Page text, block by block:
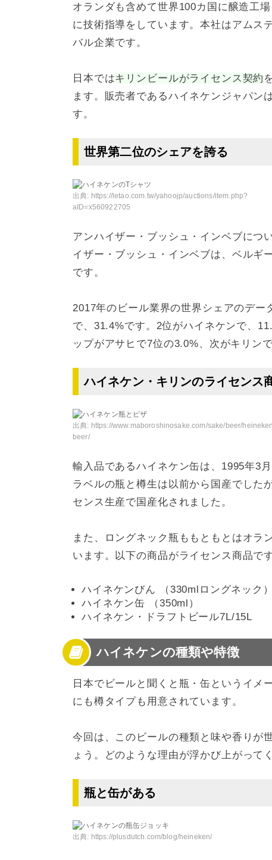
オランダも含めて世界100カ国に醸造工
に技術指導をしています。本社はアムス
バル企業です。
日本ではキリンビールがライセンス契約
ます。販売者であるハイネケンジャパン
す。
世界第二位のシェアを誇る
出典: https://letao.com.tw/yahoojp/auctions/item.php?
aID=x560922705
アンハイザー・ブッシュ・インベブについ
イザー・ブッシュ・インベブは、ベルギ
です。
2017年のビール業界の世界シェアのデ
で、31.4%です。2位がハイネケンで、
ップがアサヒで7位の3.0%、次がキリン
ハイネケン・キリンのライセンス
出典: https://www.maboroshinosake.com/sake/beer/
beer/
輸入品であるハイネケン缶は、1995年3
ラベルの瓶と樽生は以前から国産でした
センス生産で国産化されました。
また、ロングネック瓶ももともとはオラ
います。以下の商品がライセンス商品です
ハイネケンびん （330mlロングネック）
ハイネケン缶 （350ml）
ハイネケン・ドラフトビール7L/15L
ハイネケンの種類や特徴
日本でビールと聞くと瓶・缶というイメ
にも樽タイプも用意されています。
今回は、このビールの種類と味や香りが
ょう。どのような理由が浮かび上がって
瓶と缶がある
出典: https://plusdutch.com/blog/heineken/